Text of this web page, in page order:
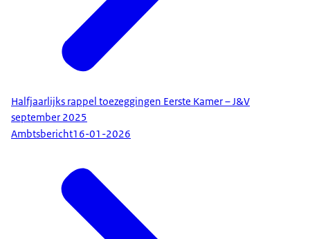
Halfjaarlijks rappel toezeggingen Eerste Kamer – J&V
september 2025
Ambtsbericht16-01-2026